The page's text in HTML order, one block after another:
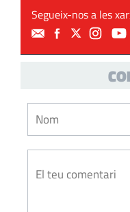
Segueix-nos a les